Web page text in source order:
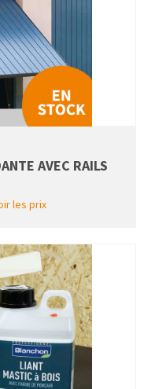
AVEC RAILS
les prix